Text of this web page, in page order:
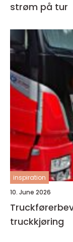
strøm på tur
inspiration
10. June 2026
Truckførerbevis veien til trygg og
truckkjøring